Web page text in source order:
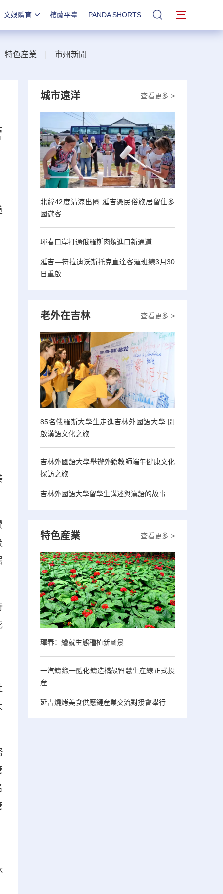
文娛體育 樓蘭平臺 PANDA SHORTS 站內搜索
特色産業 市州新聞
查看更多 >
城市遠洋
北緯42度清涼出圈 延吉憑民俗旅居留住多
國遊客
琿春口岸打通俄羅斯肉類進口新通道
延吉—符拉迪沃斯托克直達客運班線3月30
日重啟
查看更多 >
老外在吉林
85名俄羅斯大學生走進吉林外國語大學 開
啟漢語文化之旅
吉林外國語大學舉辦外籍教師端午健康文化
探訪之旅
吉林外國語大學留學生講述與漢語的故事
查看更多 >
特色産業
琿春：繪就生態種植新圖景
一汽鑄鍛一體化鑄造橋殼智慧生産線正式投
産
延吉燒烤美食供應鏈産業交流對接會舉行